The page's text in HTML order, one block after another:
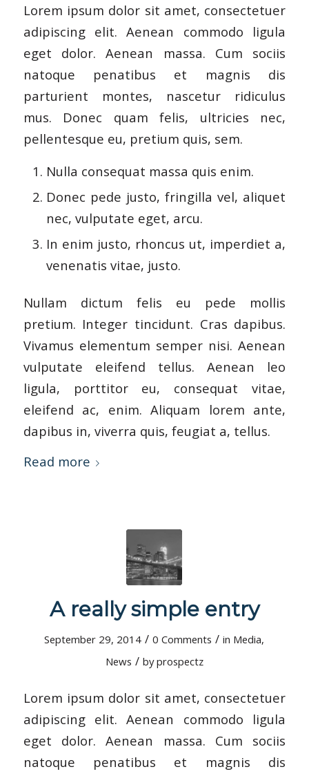
Lorem ipsum dolor sit amet, consectetuer
adipiscing elit. Aenean commodo ligula
eget dolor. Aenean massa. Cum sociis
natoque penatibus et magnis dis
parturient montes, nascetur ridiculus
mus. Donec quam felis, ultricies nec,
pellentesque eu, pretium quis, sem.
Nulla consequat massa quis enim.
Donec pede justo, fringilla vel, aliquet
nec, vulputate eget, arcu.
In enim justo, rhoncus ut, imperdiet a,
venenatis vitae, justo.
Nullam dictum felis eu pede mollis
pretium. Integer tincidunt. Cras dapibus.
Vivamus elementum semper nisi. Aenean
vulputate eleifend tellus. Aenean leo
ligula, porttitor eu, consequat vitae,
eleifend ac, enim. Aliquam lorem ante,
dapibus in, viverra quis, feugiat a, tellus.
Read more
A really simple entry
September 29, 2014 / 0 Comments / in Media,
News / byprospectz
Lorem ipsum dolor sit amet, consectetuer
adipiscing elit. Aenean commodo ligula
eget dolor. Aenean massa. Cum sociis
natoque penatibus et magnis dis